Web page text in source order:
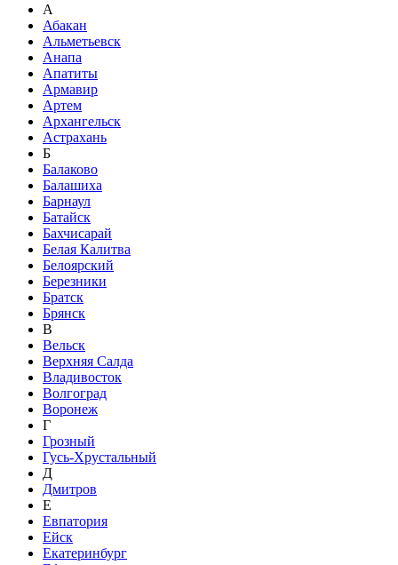
А
Абакан
Альметьевск
Анапа
Апатиты
Армавир
Артем
Архангельск
Астрахань
Б
Балаково
Балашиха
Барнаул
Батайск
Бахчисарай
Белая Калитва
Белоярский
Березники
Братск
Брянск
В
Вельск
Верхняя Салда
Владивосток
Волгоград
Воронеж
Г
Грозный
Гусь-Хрустальный
Д
Дмитров
Е
Евпатория
Ейск
Екатеринбург